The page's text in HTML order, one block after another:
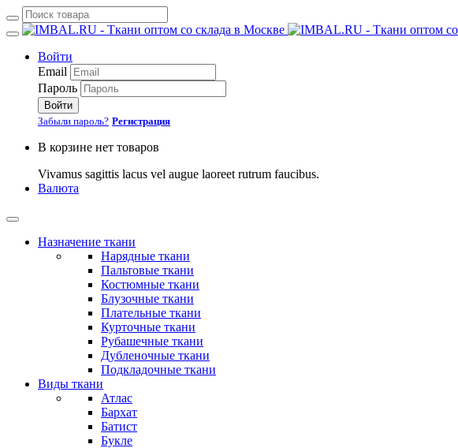
Войти
Email
Пароль
Войти
Забыли пароль? Регистрация
В корзине нет товаров
Vivamus sagittis lacus vel augue laoreet rutrum faucibus.
Валюта
Назначение ткани
Нарядные ткани
Пальтовые ткани
Костюмные ткани
Блузочные ткани
Плательные ткани
Курточные ткани
Рубашечные ткани
Дубленочные ткани
Подкладочные ткани
Виды ткани
Атлас
Бархат
Батист
Букле